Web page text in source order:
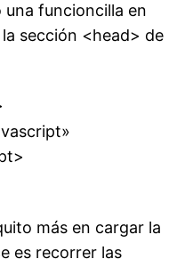
funcioncilla en
sección <head> de
más en cargar la
es recorrer las